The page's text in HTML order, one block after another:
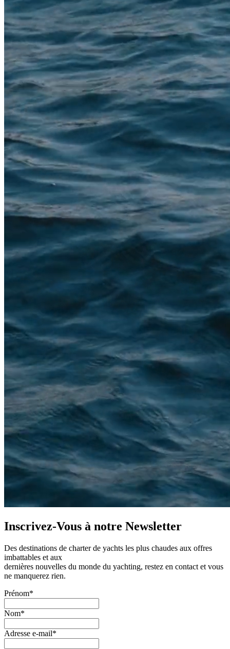
Inscrivez-Vous à notre Newsletter
Des destinations de charter de yachts les plus chaudes aux offres
imbattables et aux
dernières nouvelles du monde du yachting, restez en contact et vous
ne manquerez rien.
Prénom*
Nom*
Adresse e-mail*